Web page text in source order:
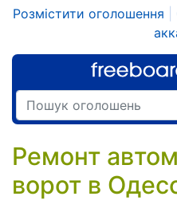
Розмістити оголошення
Ремонт
ворот в